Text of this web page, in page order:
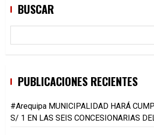
BUSCAR
PUBLICACIONES RECIENTES
#Arequipa MUNICIPALIDAD HARÁ
S/ 1 EN LAS SEIS CONCESIONARIAS